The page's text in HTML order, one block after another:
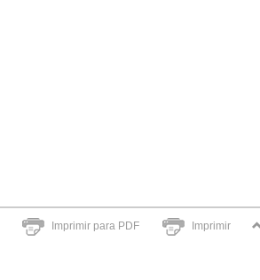
Imprimir para PDF Imprimir